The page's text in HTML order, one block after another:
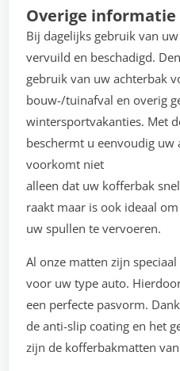
Overige informatie
Bij dagelijks gebruik van
vervuild en beschadigd.
gebruik van uw achterbak
bouw-/tuinafval en overig
wintersportvakanties. Met
beschermt u eenvoudig
voorkomt niet
alleen dat uw kofferbak
raakt maar is ook ideaal
uw spullen te vervoeren.
Al onze matten zijn
voor uw type auto.
een perfecte pasvorm.
de anti-slip coating en het
zijn de kofferbakmatten